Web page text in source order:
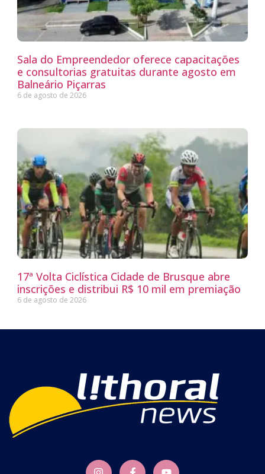
Sala do Empreendedor oferece capacitações
e consultorias gratuitas durante agosto em
Balneário Piçarras
6 de agosto de 2026
17ª Volta Ciclística Cidade de Brusque abre
inscrições e distribui R$ 10 mil em premiação
6 de agosto de 2026